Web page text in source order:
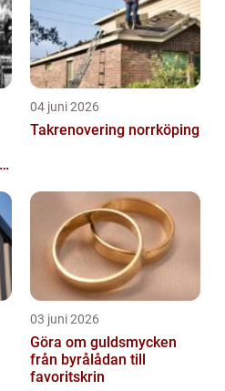
04 juni 2026
Takrenovering norrköping
03 juni 2026
Göra om guldsmycken
från byrålådan till
favoritskrin